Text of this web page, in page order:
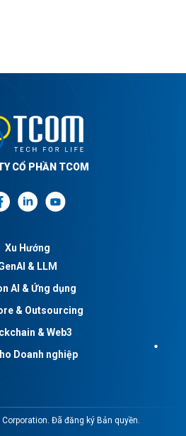
CỔ PHẦN TCOM
Xu Hướng
& LLM
AI & Ứng dụng
& Outsourcing
& Web3
Doanh nghiệp
Đã đăng ký Bản quyền.